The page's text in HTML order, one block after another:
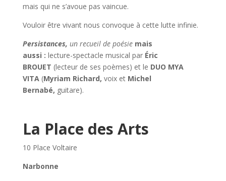
mais qui ne s’avoue pas vaincue.
Vouloir être vivant nous convoque à cette lutte infinie.
Persistances, un recueil de poésiemais
aussi : lecture-spectacle musical par Éric
BROUET (lecteur de ses poèmes) et le DUO MYA
VITA (Myriam Richard, voix et Michel
Bernabé, guitare).
La Place des Arts
10 Place Voltaire
Narbonne